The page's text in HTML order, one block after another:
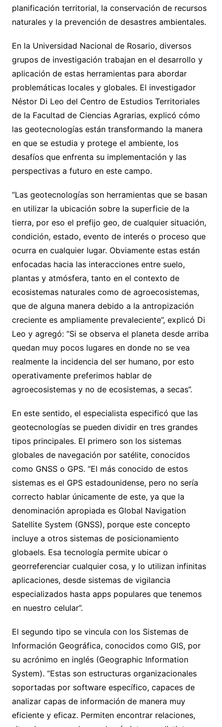
planificación territorial, la conservación de recursos
naturales y la prevención de desastres ambientales.
En la Universidad Nacional de Rosario, diversos
grupos de investigación trabajan en el desarrollo y
aplicación de estas herramientas para abordar
problemáticas locales y globales. El investigador
Néstor Di Leo del Centro de Estudios Territoriales
de la Facultad de Ciencias Agrarias, explicó cómo
las geotecnologías están transformando la manera
en que se estudia y protege el ambiente, los
desafíos que enfrenta su implementación y las
perspectivas a futuro en este campo.
“Las geotecnologías son herramientas que se basan
en utilizar la ubicación sobre la superficie de la
tierra, por eso el prefijo geo, de cualquier situación,
condición, estado, evento de interés o proceso que
ocurra en cualquier lugar. Obviamente estas están
enfocadas hacia las interacciones entre suelo,
plantas y atmósfera, tanto en el contexto de
ecosistemas naturales como de agroecosistemas,
que de alguna manera debido a la antropización
creciente es ampliamente prevaleciente”, explicó Di
Leo y agregó: “Si se observa el planeta desde arriba
quedan muy pocos lugares en donde no se vea
realmente la incidencia del ser humano, por esto
operativamente preferimos hablar de
agroecosistemas y no de ecosistemas, a secas”.
En este sentido, el especialista especificó que las
geotecnologías se pueden dividir en tres grandes
tipos principales. El primero son los sistemas
globales de navegación por satélite, conocidos
como GNSS o GPS. “El más conocido de estos
sistemas es el GPS estadounidense, pero no sería
correcto hablar únicamente de este, ya que la
denominación apropiada es Global Navigation
Satellite System (GNSS), porque este concepto
incluye a otros sistemas de posicionamiento
globaels. Esa tecnología permite ubicar o
georreferenciar cualquier cosa, y lo utilizan infinitas
aplicaciones, desde sistemas de vigilancia
especializados hasta apps populares que tenemos
en nuestro celular”.
El segundo tipo se vincula con los Sistemas de
Información Geográfica, conocidos como GIS, por
su acrónimo en inglés (Geographic Information
System). “Estas son estructuras organizacionales
soportadas por software específico, capaces de
analizar capas de información de manera muy
eficiente y eficaz. Permiten encontrar relaciones,